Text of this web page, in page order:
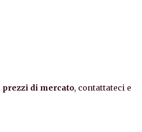
prezzi di mercato, contattateci e